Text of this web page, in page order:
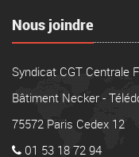
Nous joindre
Syndicat CGT Centrale
Bâtiment Necker -
75572 Paris Cedex 12
01 53 18 72 94